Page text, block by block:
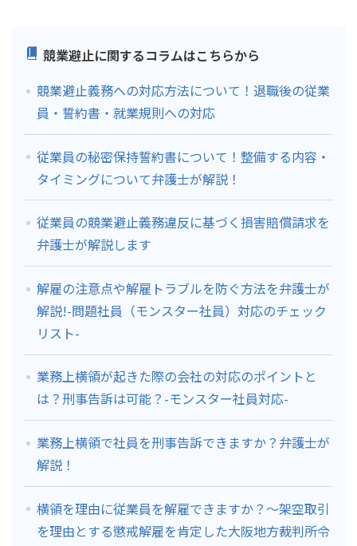
競業避止に関するコラムはこちらから
競業避止義務への対応方法について！退職後の従業
員・誓約書・就業規則への対応
従業員の秘密保持誓約書について！整備する内容・
タイミングについて弁護士が解説！
従業員の競業避止義務違反に基づく損害賠償請求を
弁護士が解説します
解雇の注意点や解雇トラブルを防ぐ方法を弁護士が
解説!-問題社員（モンスター社員）対応のチェック
リスト-
業務上横領が起きた際の会社の対応のポイントと
は？刑事告訴は可能？-モンスター社員対応-
業務上横領で社員を刑事告訴できますか？弁護士が
解説！
横領を理由に従業員を解雇できますか？～架空取引
を理由とする懲戒解雇を肯定した大阪地方裁判所令